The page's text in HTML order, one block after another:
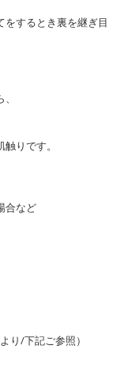
をするとき裏を継ぎ目
りです。
合など
り/下記ご参照）